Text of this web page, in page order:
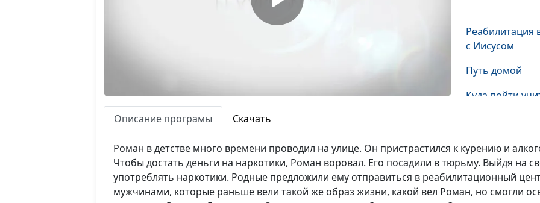
Реабилитация
с Иисусом
Путь домой
Куда пойти
Бог разбудил,
спасти
Обвалившийся
потолок и
Описание програмы Скачать
Роман в детстве много времени проводил на улице. Он пристрастился к курению и
Чтобы достать деньги на наркотики, Роман воровал. Его посадили в тюрьму. Выйдя на
употреблять наркотики. Родные предложили ему отправиться в реабилитационный
мужчинами, которые раньше вели такой же образ жизни, какой вел Роман, но смогли